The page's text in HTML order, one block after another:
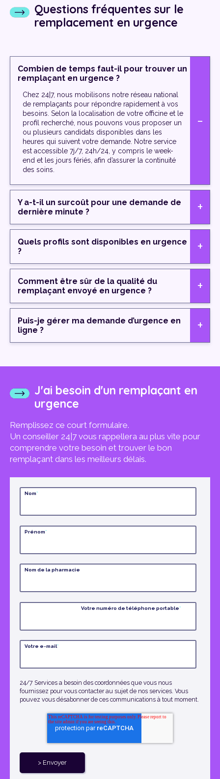
Questions fréquentes sur le
remplacement en urgence
Combien de temps faut-il pour trouver un
remplaçant en urgence ?
Chez 24|7, nous mobilisons notre réseau national
de remplaçants pour répondre rapidement à vos
besoins. Selon la localisation de votre officine et le
profil recherché, nous pouvons vous proposer un
ou plusieurs candidats disponibles dans les
heures qui suivent votre demande. Notre service
est accessible 7j/7, 24h/24, y compris le week-
end et les jours fériés, afin d’assurer la continuité
des soins.
Y a-t-il un surcoût pour une demande de
dernière minute ?
Quels profils sont disponibles en urgence
?
Comment être sûr de la qualité du
remplaçant envoyé en urgence ?
Puis-je gérer ma demande d’urgence en
ligne ?
J'ai besoin d'un remplaçant en
urgence
Remplissez ce court formulaire.
Un conseiller 24|7 vous rappellera au plus vite pour
comprendre votre besoin et trouver le bon
remplaçant dans les meilleurs délais.
Nom*
Prénom*
Nom de la pharmacie
Votre numéro de téléphone portable*
Votre e-mail*
24/7 Services a besoin des coordonnées que vous nous
fournissez pour vous contacter au sujet de nos services. Vous
pouvez vous désabonner de ces communications à tout moment.